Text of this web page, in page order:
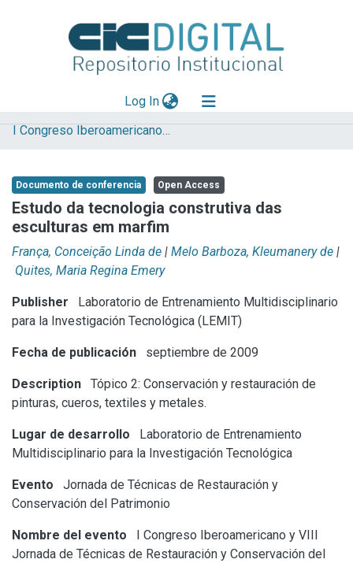
Log In(current)
Explorar
Aportar material
Statistics
I Congreso Iberoamericano y VIII Jornada de Técnicas de Restauración y Conservación del Patrimonio
Documento de conferencia Open Access
Estudo da tecnologia construtiva das
esculturas em marfim
França, Conceição Linda de | Melo Barboza, Kleumanery de |
Quites, Maria Regina Emery
Publisher
Laboratorio de Entrenamiento Multidisciplinario
para la Investigación Tecnológica (LEMIT)
Fecha de publicación septiembre de 2009
Description
Tópico 2: Conservación y restauración de
pinturas, cueros, textiles y metales.
Lugar de desarrollo
Laboratorio de Entrenamiento
Multidisciplinario para la Investigación Tecnológica
Evento
Jornada de Técnicas de Restauración y
Conservación del Patrimonio
Nombre del evento
I Congreso Iberoamericano y VIII
Jornada de Técnicas de Restauración y Conservación del